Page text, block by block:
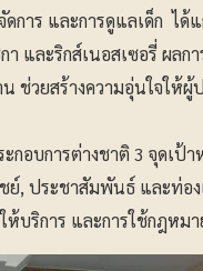
การ และการดูแลเด็ก ได้
และริกส์เนอสเซอรี่ ผลก
ช่วยสร้างความอุ่นใจให้
กอบการต่างชาติ 3 จุดเป้
, ประชาสัมพันธ์ และท่อง
บริการ และการใช้กฎหม